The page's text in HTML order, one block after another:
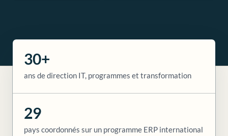
30+
ans de direction IT, programmes et transformation
29
pays coordonnés sur un programme ERP international